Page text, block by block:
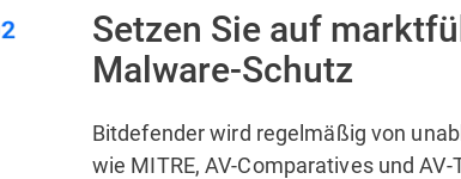
Setzen Sie auf
Malware-Schutz
Bitdefender wird regelmäßig von
wie MITRE, AV-Comparatives und AV-